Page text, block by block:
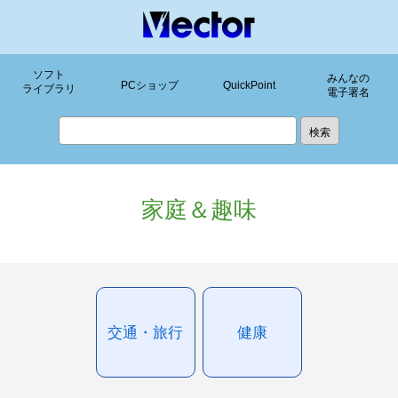
ソフト
ライブラリ
PCショップ QuickPoint
みんなの
電子署名
家庭＆趣味
交通・旅行 健康